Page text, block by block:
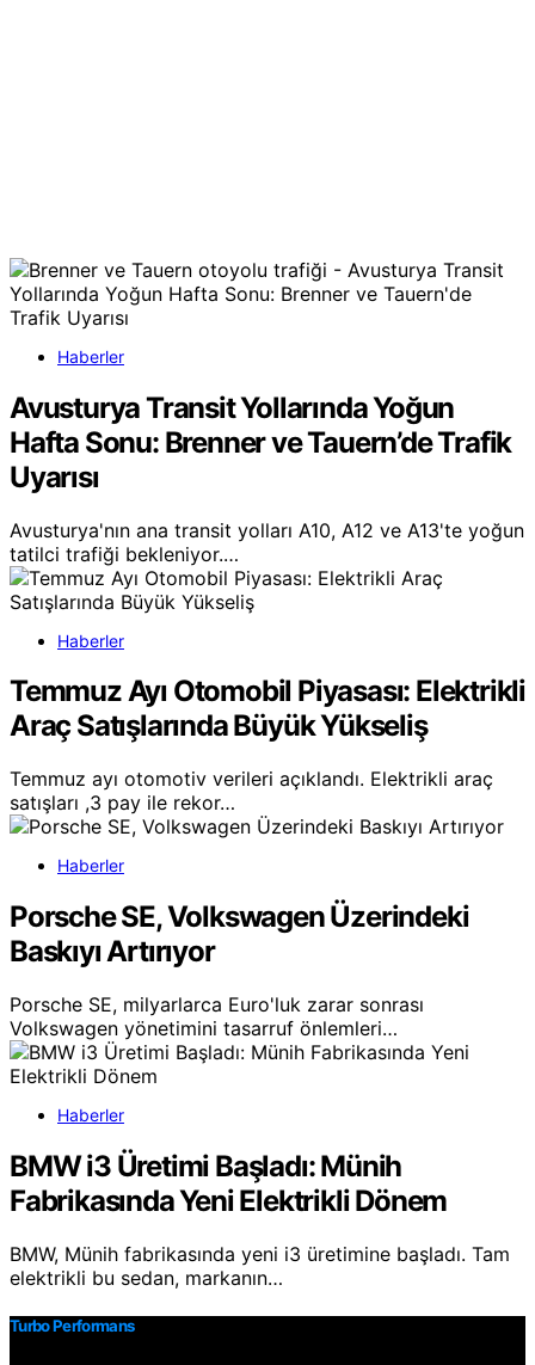
Haberler
Avusturya Transit Yollarında Yoğun
Hafta Sonu: Brenner ve Tauern’de Trafik
Uyarısı
Avusturya'nın ana transit yolları A10, A12 ve A13'te yoğun
tatilci trafiği bekleniyor.…
Haberler
Temmuz Ayı Otomobil Piyasası: Elektrikli
Araç Satışlarında Büyük Yükseliş
Temmuz ayı otomotiv verileri açıklandı. Elektrikli araç
satışları ,3 pay ile rekor…
Haberler
Porsche SE, Volkswagen Üzerindeki
Baskıyı Artırıyor
Porsche SE, milyarlarca Euro'luk zarar sonrası
Volkswagen yönetimini tasarruf önlemleri…
Haberler
BMW i3 Üretimi Başladı: Münih
Fabrikasında Yeni Elektrikli Dönem
BMW, Münih fabrikasında yeni i3 üretimine başladı. Tam
elektrikli bu sedan, markanın…
Turbo Performans